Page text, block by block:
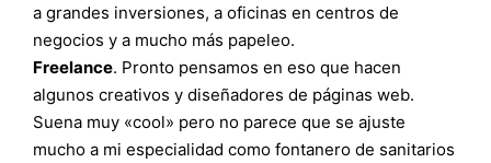
a grandes inversiones, a oficinas en centros de
negocios y a mucho más papeleo.
Freelance. Pronto pensamos en eso que hacen
algunos creativos y diseñadores de páginas web.
Suena muy «cool» pero no parece que se ajuste
mucho a mi especialidad como fontanero de sanitarios